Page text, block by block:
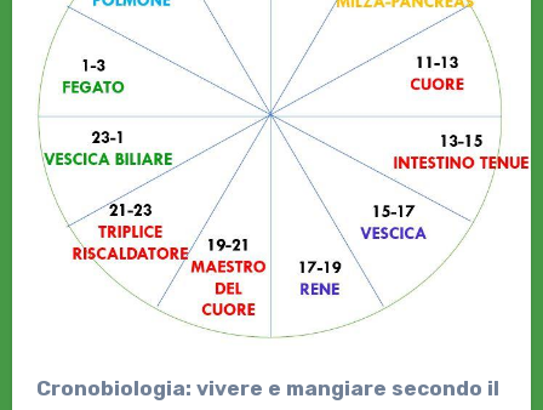
Cronobiologia: vivere e mangiare secondo il